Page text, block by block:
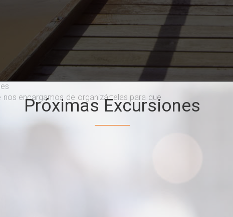
nos encargamos de organizártelas para que
PróximasExcursiones